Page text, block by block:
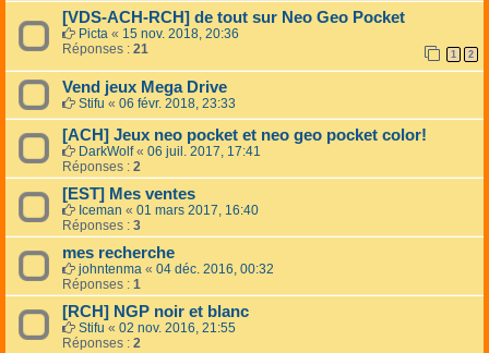
[VDS-ACH-RCH] de tout sur Neo Geo Pocket
Picta « 15 nov. 2018, 20:36
Réponses : 21 1 2
Vend jeux Mega Drive
Stifu « 06 févr. 2018, 23:33
[ACH] Jeux neo pocket et neo geo pocket color!
DarkWolf« 06 juil. 2017, 17:41
Réponses : 2
[EST] Mes ventes
Iceman « 01 mars 2017, 16:40
Réponses : 3
mes recherche
johntenma « 04 déc. 2016, 00:32
Réponses : 1
[RCH] NGP noir et blanc
Stifu « 02 nov. 2016, 21:55
Réponses : 2